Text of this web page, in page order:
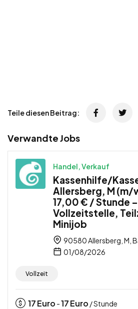
Teile diesen Beitrag:
Verwandte Jobs
Handel, Verkauf
Kassenhilfe/
Allersberg, M (m/
17,00 € / Stunde –
Vollzeitstelle,
Minijob
90580 Allersberg, M,
01/08/2026
Vollzeit
17Euro -17Euro / Stunde